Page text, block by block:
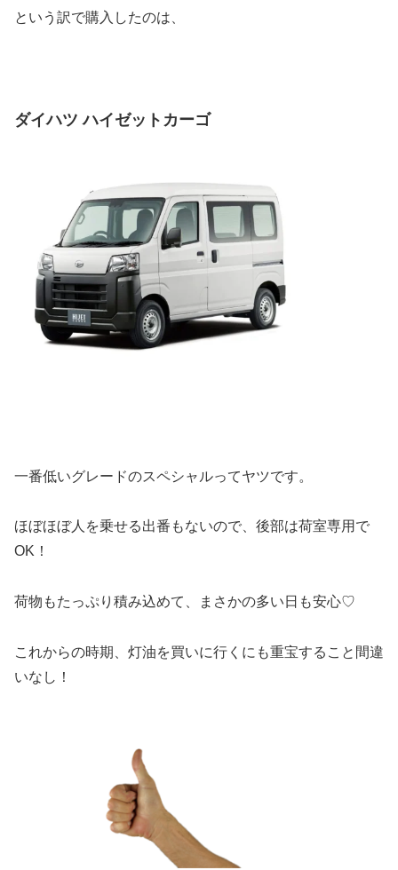
という訳で購入したのは、
ダイハツ ハイゼットカーゴ
一番低いグレードのスペシャルってヤツです。
ほぼほぼ人を乗せる出番もないので、後部は荷室専用で
OK！
荷物もたっぷり積み込めて、まさかの多い日も安心♡
これからの時期、灯油を買いに行くにも重宝すること間違
いなし！